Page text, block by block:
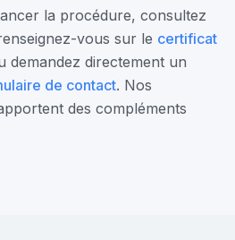
la procédure, consultez
vous sur le certificat
demandez directement un
de contact. Nos
des compléments